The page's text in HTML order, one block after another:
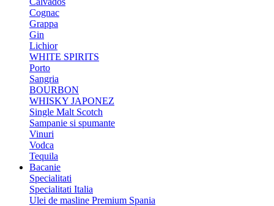
Cognac
Grappa
Gin
Lichior
WHITE SPIRITS
Porto
Sangria
BOURBON
WHISKY JAPONEZ
Single Malt Scotch
Sampanie si spumante
Vinuri
Vodca
Tequila
Bacanie
Specialitati
Specialitati Italia
Ulei de masline Premium Spania